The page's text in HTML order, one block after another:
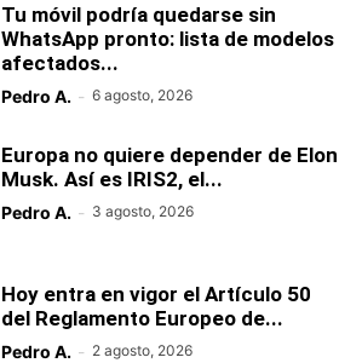
Tu móvil podría quedarse sin
WhatsApp pronto: lista de modelos
afectados...
Pedro A. - 6 agosto, 2026
Europa no quiere depender de Elon
Musk. Así es IRIS2, el...
Pedro A. - 3 agosto, 2026
Hoy entra en vigor el Artículo 50
del Reglamento Europeo de...
Pedro A. - 2 agosto, 2026